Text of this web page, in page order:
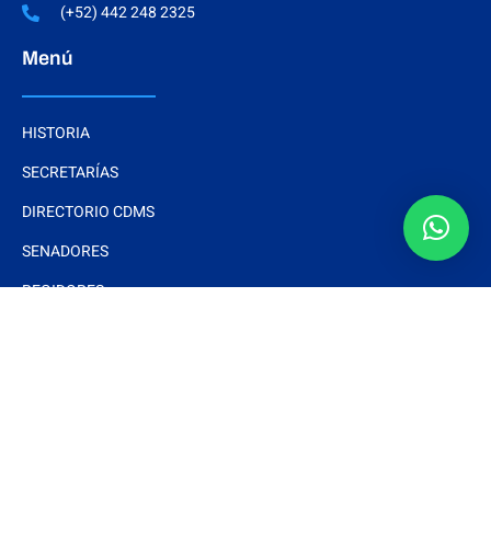
(+52) 442 248 2325
Menú
HISTORIA
SECRETARÍAS
DIRECTORIO CDMS
SENADORES
REGIDORES